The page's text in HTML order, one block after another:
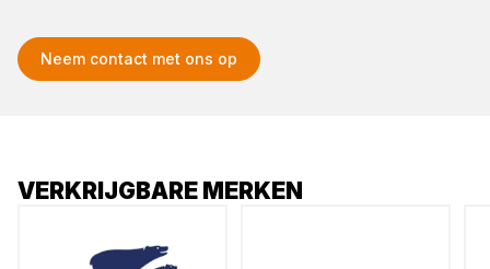
Neem contact met ons op
VERKRIJGBARE MERKEN